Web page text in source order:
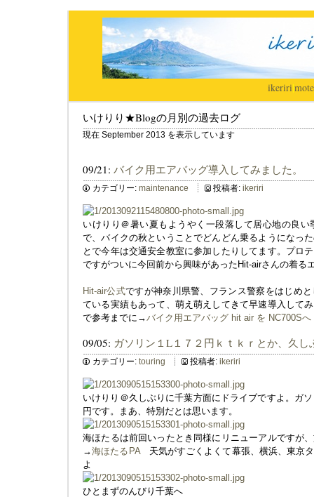
ikeriri|
いけりり★Blogの月別の過去ログ
現在 September 2013 を表示しています
09/21: バイク用エアバッグ導入してみました。
カテゴリー: maintenance 投稿者: ikeriri
いけりり＠暑い夏もようやく一段落して居心地の良
で、バイクの秋ということでどんどん乗るようになっ
とで今年は交通安全教室に参加したりしてます。プロ
ですがついに今回前から興味があったHit-airさんの着る
Hit-air公式ですが神奈川県警、フランス警察をはじめ
ている実績もあって、萌え萌えしてきて早速導入して
で参考までに→バイク用エアバッグ hit air を NC700Sへ
09/05: ガソリン１L１７２円ｋｔｋｒとか、久し
カテゴリー: touring 投稿者: ikeriri
いけりり＠久しぶりに千葉方面にドライブですよ。ガ
円です。まあ、特別だとは思います。
海ほたるは前回いったとき同様にリニューアルですが
→海ほたるPA天気がすごくよくて幕張、横浜、東京
よ
ひとまずのんびり千葉へ